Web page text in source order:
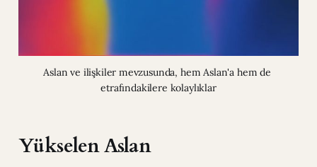
Aslan ve ilişkiler mevzusunda, hem Aslan'a hem de
etrafındakilere kolaylıklar
Yükselen Aslan